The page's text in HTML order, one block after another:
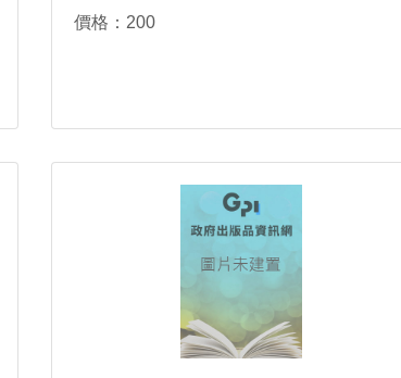
價格：200